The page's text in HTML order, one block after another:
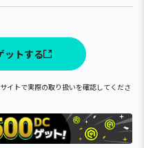
ットする
イトで実際の取り扱いを確認してくださ